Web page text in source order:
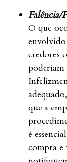
Falência/
O que
envolvido
credores
poderiam
que a
é
compra e